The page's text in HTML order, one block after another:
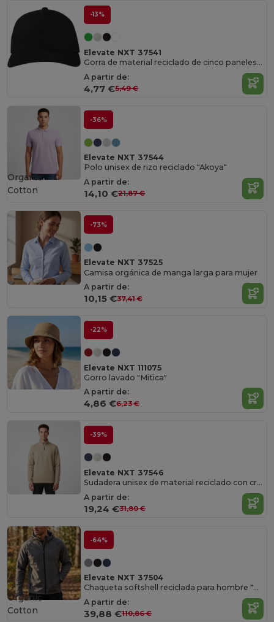
-13%
Elevate NXT 37541
Gorra de material reciclado de cinco paneles Aware™ "Onyx"
A partir de:
4,77 €5,49 €
-36%
Elevate NXT 37544
Polo unisex de rizo reciclado "Akoya"
A partir de:
14,10 €21,87 €
Organic
Cotton
-73%
Elevate NXT 37525
Camisa orgánica de manga larga para mujer
A partir de:
10,15 €37,41 €
-22%
Elevate NXT 111075
Gorro lavado "Mitica"
A partir de:
4,86 €6,23 €
-39%
Elevate NXT 37546
Sudadera unisex de material reciclado con cremallera 1/4 Aware™ "Tin"
A partir de:
19,24 €31,80 €
-64%
Elevate NXT 37504
Chaqueta softshell reciclada para hombre "Coltan"
A partir de:
39,88 €110,86 €
Organic
Cotton